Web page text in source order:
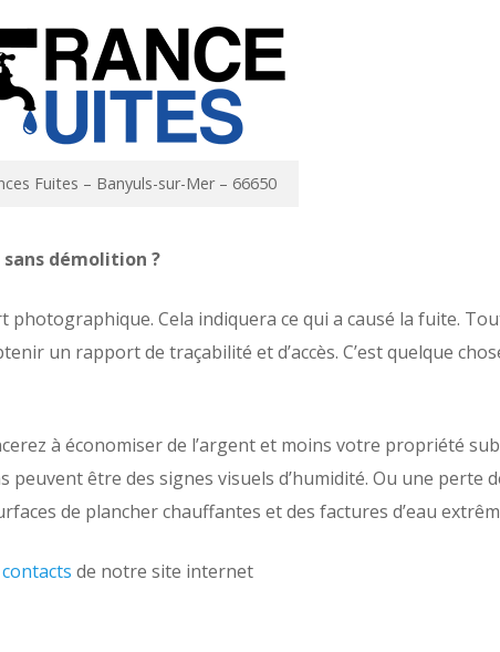
Fuites – Banyuls-sur-Mer – 66650
démolition ?
Cela indiquera ce qui a causé la fuite.
un rapport de traçabilité et d’accès. C’est quelque
à économiser de l’argent et moins votre propriété
être des signes visuels d’humidité. Ou une perte
de plancher chauffantes et des factures d’eau
contacts de notre site internet